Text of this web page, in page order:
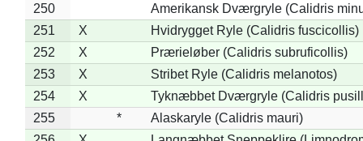
250
Amerikansk Dværgryle (Calidris
251
X
Hvidrygget Ryle (Calidris fuscicollis)
252
X
Prærieløber (Calidris subruficollis)
253
X
Stribet Ryle (Calidris melanotos)
254
X
Tyknæbbet Dværgryle (Calidris
255
*
Alaskaryle (Calidris mauri)